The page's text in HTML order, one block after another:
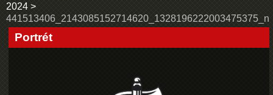
2024
441513406_2143085152714620_1328196222003475375_n
Portrét